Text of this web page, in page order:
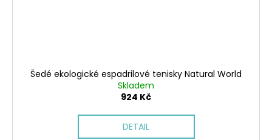
Šedé ekologické espadrilové tenisky Natural World
Skladem
924 Kč
DETAIL